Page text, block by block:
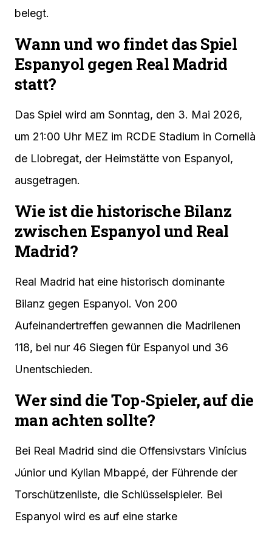
belegt.
Wann und wo findet das Spiel
Espanyol gegen Real Madrid
statt?
Das Spiel wird am Sonntag, den 3. Mai 2026,
um 21:00 Uhr MEZ im RCDE Stadium in Cornellà
de Llobregat, der Heimstätte von Espanyol,
ausgetragen.
Wie ist die historische Bilanz
zwischen Espanyol und Real
Madrid?
Real Madrid hat eine historisch dominante
Bilanz gegen Espanyol. Von 200
Aufeinandertreffen gewannen die Madrilenen
118, bei nur 46 Siegen für Espanyol und 36
Unentschieden.
Wer sind die Top-Spieler, auf die
man achten sollte?
Bei Real Madrid sind die Offensivstars Vinícius
Júnior und Kylian Mbappé, der Führende der
Torschützenliste, die Schlüsselspieler. Bei
Espanyol wird es auf eine starke